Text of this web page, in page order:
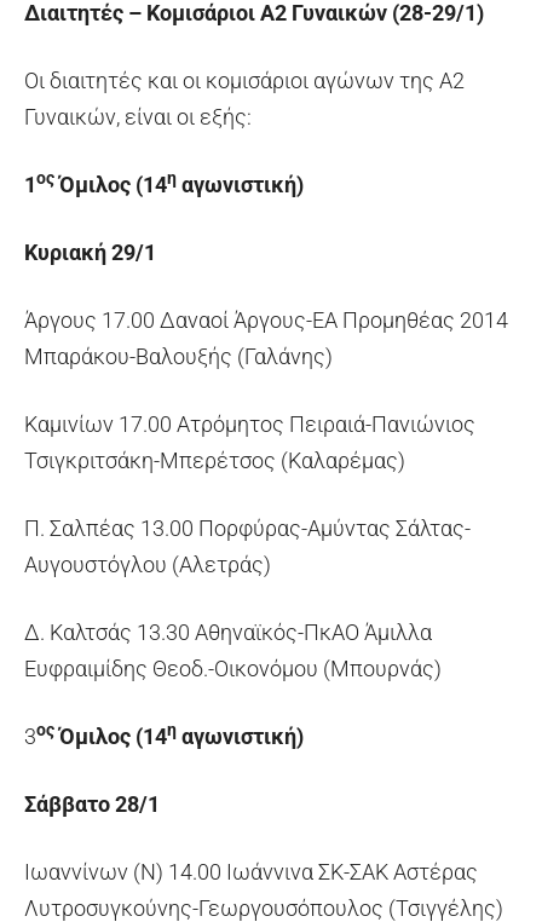
Διαιτητές – Κομισάριοι Α2 Γυναικών (28-29/1)
Οι διαιτητές και οι κομισάριοι αγώνων της Α2
Γυναικών, είναι οι εξής:
1οςΌμιλος (14η αγωνιστική)
Κυριακή 29/1
Άργους 17.00 Δαναοί Άργους-ΕΑ Προμηθέας 2014
Μπαράκου-Βαλουξής (Γαλάνης)
Καμινίων 17.00 Ατρόμητος Πειραιά-Πανιώνιος
Τσιγκριτσάκη-Μπερέτσος (Καλαρέμας)
Π. Σαλπέας 13.00 Πορφύρας-Αμύντας Σάλτας-
Αυγουστόγλου (Αλετράς)
Δ. Καλτσάς 13.30 Αθηναϊκός-ΠκΑΟ Άμιλλα
Ευφραιμίδης Θεοδ.-Οικονόμου (Μπουρνάς)
3οςΌμιλος (14η αγωνιστική)
Σάββατο 28/1
Ιωαννίνων (Ν) 14.00 Ιωάννινα ΣΚ-ΣΑΚ Αστέρας
Λυτροσυγκούνης-Γεωργουσόπουλος (Τσιγγέλης)